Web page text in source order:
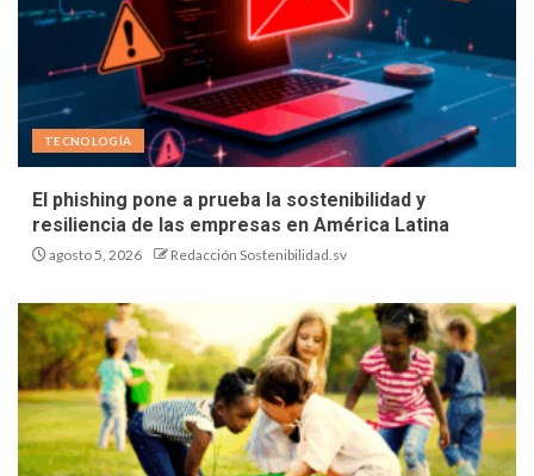
TECNOLOGÍA
El phishing pone a prueba la sostenibilidad y
resiliencia de las empresas en América Latina
agosto 5, 2026 Redacción Sostenibilidad.sv